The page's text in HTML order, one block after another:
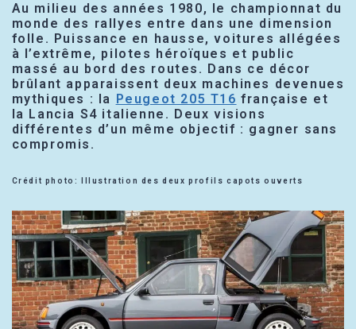
Au milieu des années 1980, le championnat du
monde des rallyes entre dans une dimension
folle. Puissance en hausse, voitures allégées
à l’extrême, pilotes héroïques et public
massé au bord des routes. Dans ce décor
brûlant apparaissent deux machines devenues
mythiques : la Peugeot 205 T16 française et
la Lancia S4 italienne. Deux visions
différentes d’un même objectif : gagner sans
compromis.
Crédit photo: Illustration des deux profils capots ouverts